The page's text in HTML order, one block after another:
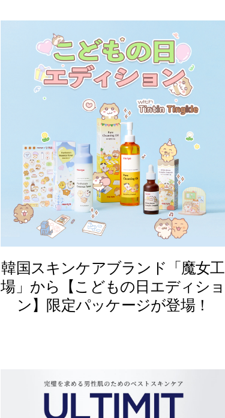
韓国スキンケアブランド「魔女工
場」から【こどもの日エディショ
ン】限定パッケージが登場！